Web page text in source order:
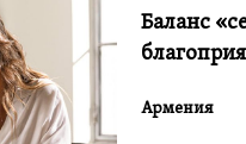
Баланс
Армения